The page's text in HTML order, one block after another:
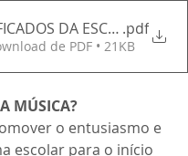
DA ESCOLA.pdf
de PDF • 21KB
A MÚSICA?
o entusiasmo e
escolar para o início